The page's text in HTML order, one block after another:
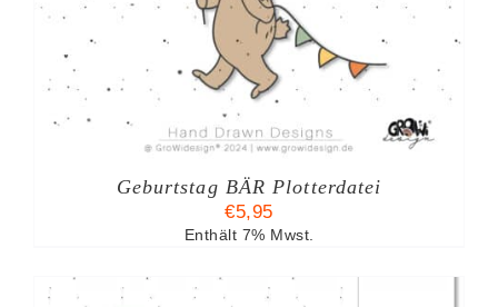
Geburtstag BÄR Plotterdatei
€5,95
Enthält 7% Mwst.